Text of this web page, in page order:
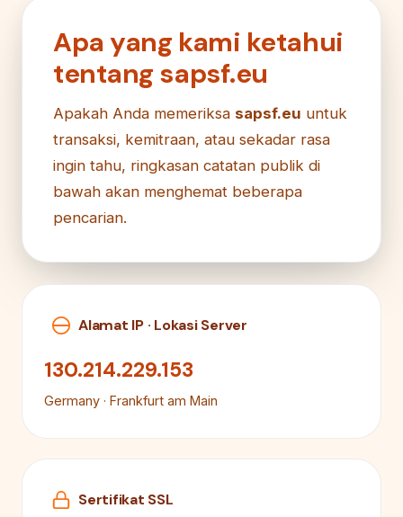
Apa yang kami ketahui
tentang sapsf.eu
Apakah Anda memeriksa sapsf.eu untuk
transaksi, kemitraan, atau sekadar rasa
ingin tahu, ringkasan catatan publik di
bawah akan menghemat beberapa
pencarian.
Alamat IP · Lokasi Server
130.214.229.153
Germany · Frankfurt am Main
Sertifikat SSL